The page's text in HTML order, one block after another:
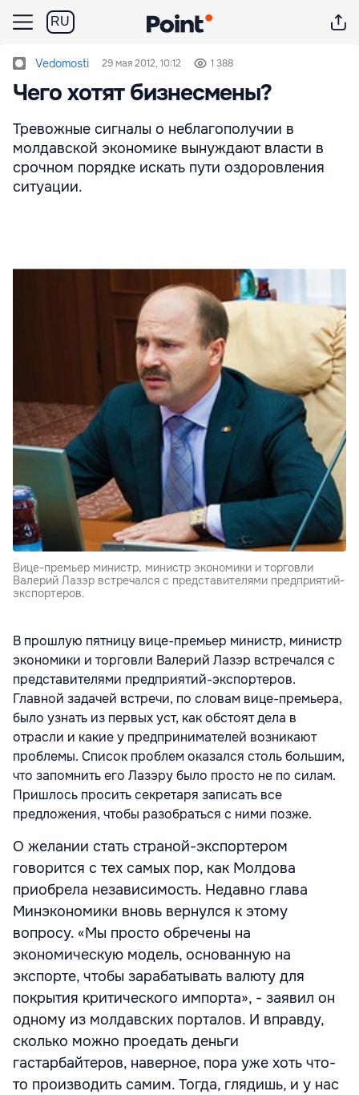
RU
Vedomosti 29 мая 2012, 10:12 1 388
Чего хотят бизнесмены?
Тревожные сигналы о неблагополучии в
молдавской экономике вынуждают власти в
срочном порядке искать пути оздоровления
ситуации.
Вице-премьер министр, министр экономики и торговли
Валерий Лазэр встречался с представителями предприятий-
экспортеров.
В прошлую пятницу вице-премьер министр, министр
экономики и торговли Валерий Лазэр встречался с
представителями предприятий-экспортеров.
Главной задачей встречи, по словам вице-премьера,
было узнать из первых уст, как обстоят дела в
отрасли и какие у предпринимателей возникают
проблемы. Список проблем оказался столь большим,
что запомнить его Лазэру было просто не по силам.
Пришлось просить секретаря записать все
предложения, чтобы разобраться с ними позже.
О желании стать страной-экспортером
говорится с тех самых пор, как Молдова
приобрела независимость. Недавно глава
Минэкономики вновь вернулся к этому
вопросу. «Мы просто обречены на
экономическую модель, основанную на
экспорте, чтобы зарабатывать валюту для
покрытия критического импорта», - заявил он
одному из молдавских порталов. И вправду,
сколько можно проедать деньги
гастарбайтеров, наверное, пора уже хоть что-
то производить самим. Тогда, глядишь, и у нас